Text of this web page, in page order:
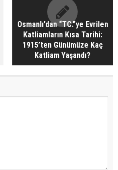
Osmanlı’dan “TC.”ye Evrilen
Katliamların Kısa Tarihi:
1915’ten Günümüze Kaç
Katliam Yaşandı?